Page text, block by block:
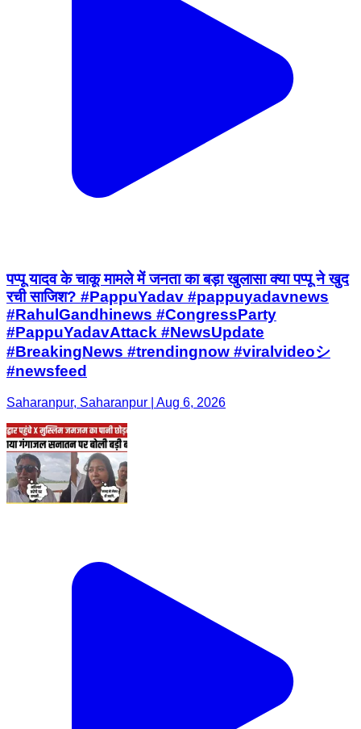
पप्पू यादव के चाकू मामले में जनता का बड़ा खुलासा क्या पप्पू ने खुद
रची साजिश? #PappuYadav #pappuyadavnews
#RahulGandhinews #CongressParty
#PappuYadavAttack #NewsUpdate
#BreakingNews #trendingnow #viralvideoシ
#newsfeed
Saharanpur, Saharanpur | Aug 6, 2026